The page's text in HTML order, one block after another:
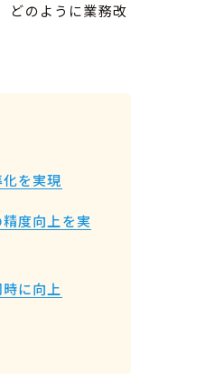
どのように業務改
を実現
度向上を実
に向上